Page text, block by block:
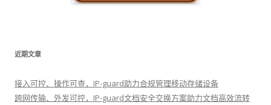
近期文章
接入可控、操作可查，IP-guard助力合规管理移动存储设备
跨网传输、外发可控，IP-guard文档安全交换方案助力文档高效流转